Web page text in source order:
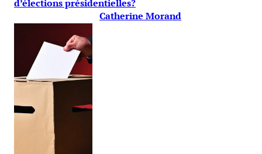
d’élections présidentielles?
Catherine Morand